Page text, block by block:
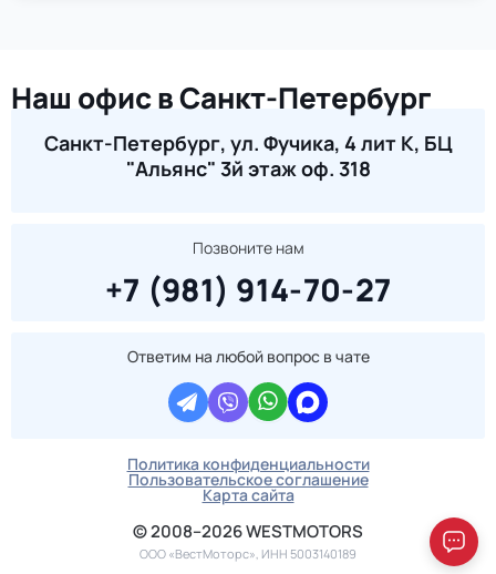
Наш офис в Санкт-Петербург
Санкт-Петербург, ул. Фучика, 4 лит К, БЦ
"Альянс" 3й этаж оф. 318
Позвоните нам
+7 (981) 914-70-27
Ответим на любой вопрос в чате
Политика конфиденциальности
Пользовательское соглашение
Карта сайта
© 2008–2026 WESTMOTORS
ООО «ВестМоторс», ИНН 5003140189